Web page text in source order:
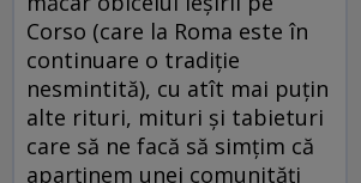
Corso (care la Roma este în
continuare o tradiţie
nesmintită), cu atît mai puţin
alte rituri, mituri şi tabieturi
care să ne facă să simţim că
aparţinem unei comunităţi